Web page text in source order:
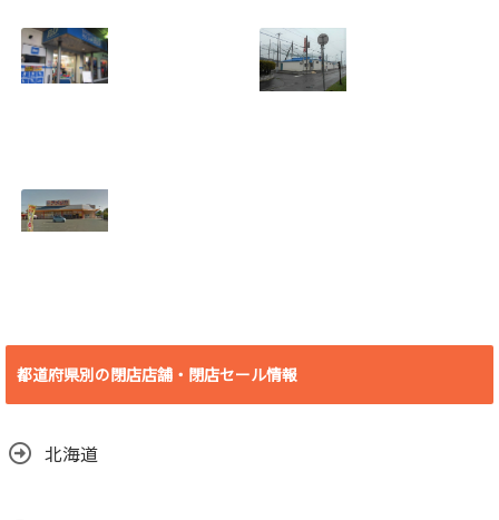
2018年7月29日
(日)をもって閉店
2018.07.19
ード刈谷店 2018年
9月17日(月)をもっ
て閉店
2018年7月29日
(日)をもって閉店
デオ・イン・アメ
リカ殿田橋店 2018
年6月30日(土)をも
って閉店
都道府県別の閉店店舗・閉店セール情報
北海道